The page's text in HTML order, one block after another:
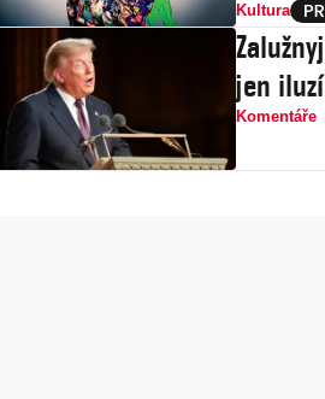
Kultura
jen
Komentáře